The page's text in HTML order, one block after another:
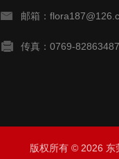
邮箱：
传真：0769-82863487
版权所有 © 2026